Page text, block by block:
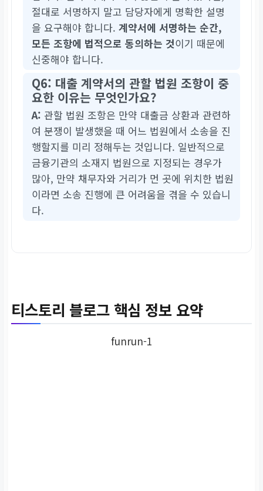
절대로 서명하지 말고 담당자에게 명확한 설명
을 요구해야 합니다.계약서에 서명하는 순간,
모든 조항에 법적으로 동의하는 것이기 때문에
신중해야 합니다.
Q6: 대출 계약서의 관할 법원 조항이 중
요한 이유는 무엇인가요?
A: 관할 법원 조항은 만약 대출금 상환과 관련하
여 분쟁이 발생했을 때 어느 법원에서 소송을 진
행할지를 미리 정해두는 것입니다. 일반적으로
금융기관의 소재지 법원으로 지정되는 경우가
많아, 만약 채무자와 거리가 먼 곳에 위치한 법원
이라면 소송 진행에 큰 어려움을 겪을 수 있습니
다.
티스토리 블로그 핵심 정보 요약
funrun-1